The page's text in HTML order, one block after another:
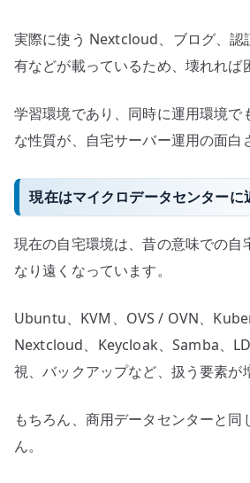
実際に使う Nextcloud、ブログ、認
有などが載っているため、壊れれば
学習環境であり、同時に運用環境で
な性質が、自宅サーバー運用の面白
現在はマイクロデータセンターに
現在の自宅環境は、昔の意味での自
なり遠くなっています。
Ubuntu、KVM、OVS / OVN、
Nextcloud、Keycloak、Samba、
視、バックアップなど、扱う要素が
もちろん、商用データセンターと同
ん。